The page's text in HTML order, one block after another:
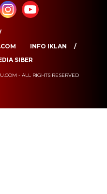
INFO IKLAN
SIBER
- ALL RIGHTS RESERVED